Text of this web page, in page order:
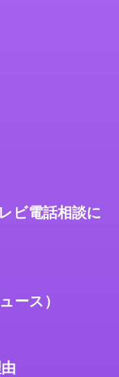
ビ電話相談に
ース）